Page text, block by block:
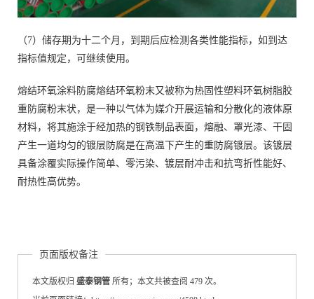
（7）储存期为十二个月，到期后应检测各类性能指标，如到达
指标值规定，可继续使用。
熔结环氧涂料防腐熔结环氧粉末又被称为热固性塑料环氧树脂胶
重防腐粉末状，是一种以气体为媒介开展运输和分散化的液体原
材料，将其施涂于经加热的钢铁制品表面，熔融、罩光漆、干固
产生一道均匀的镀层防腐是在高温下产生的重防腐镀层。该镀层
具备涂覆实际操作简单、零污染、镀层耐冲击和抗弯折性能好、
耐热性高优势。
页面版权备注
本文版权归 盛泰钢管 所有；本文共被查阅 479 次。